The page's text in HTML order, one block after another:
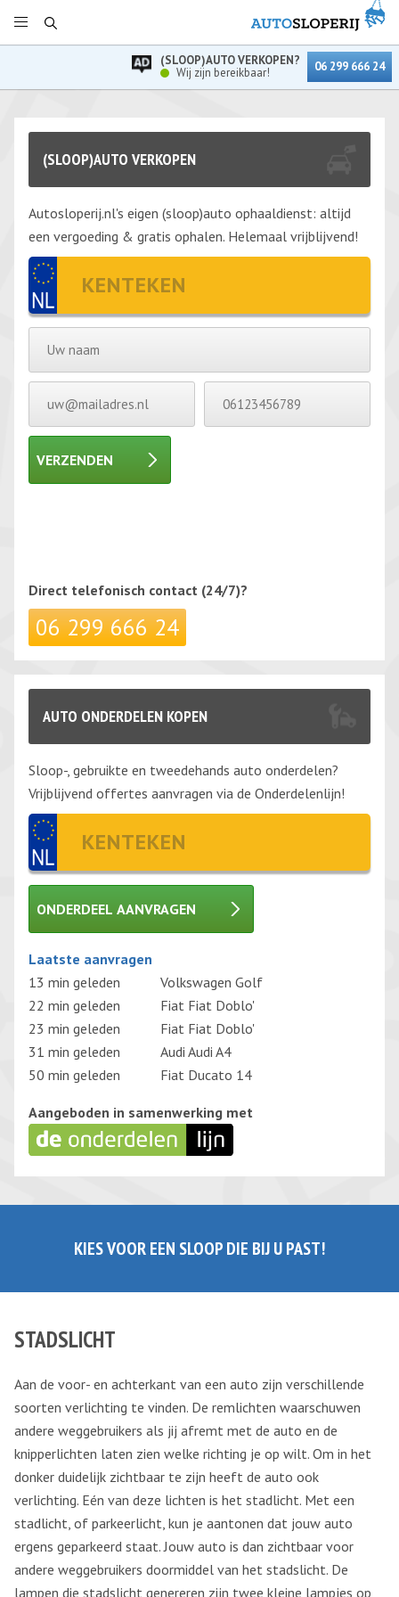
(SLOOP)AUTO VERKOPEN?
Wij zijn bereikbaar!
06 299 666 24
(SLOOP)AUTO VERKOPEN
Autosloperij.nl's eigen (sloop)auto ophaaldienst: altijd
een vergoeding & gratis ophalen. Helemaal vrijblijvend!
VERZENDEN
Direct telefonisch contact (24/7)?
06 299 666 24
AUTO ONDERDELEN KOPEN
Sloop-, gebruikte en tweedehands auto onderdelen?
Vrijblijvend offertes aanvragen via de Onderdelenlijn!
ONDERDEEL AANVRAGEN
Gelieve dit veld leeg te laten.
Laatste aanvragen
13 min geleden
Volkswagen Golf
22 min geleden
Fiat Fiat Doblo'
23 min geleden
Fiat Fiat Doblo'
31 min geleden
Audi Audi A4
50 min geleden
Fiat Ducato 14
Aangeboden in samenwerking met
KIES VOOR EEN SLOOP DIE BIJ U PAST!
STADSLICHT
Aan de voor- en achterkant van een auto zijn verschillende
soorten verlichting te vinden. De remlichten waarschuwen
andere weggebruikers als jij afremt met de auto en de
knipperlichten laten zien welke richting je op wilt. Om in het
donker duidelijk zichtbaar te zijn heeft de auto ook
verlichting. Eén van deze lichten is het stadlicht. Met een
stadlicht, of parkeerlicht, kun je aantonen dat jouw auto
ergens geparkeerd staat. Jouw auto is dan zichtbaar voor
andere weggebruikers doormiddel van het stadslicht. De
lampen die stadslicht genereren zijn twee kleine lampjes op